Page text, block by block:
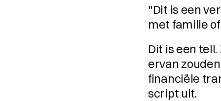
"Dit is een
met familie
Dit is een
ervan
financiële
script uit.